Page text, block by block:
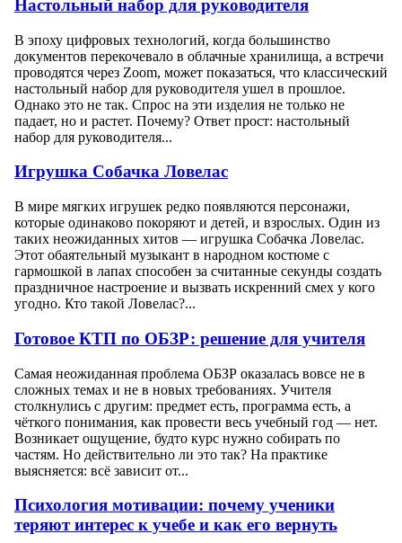
Настольный набор для руководителя
В эпоху цифровых технологий, когда большинство
документов перекочевало в облачные хранилища, а встречи
проводятся через Zoom, может показаться, что классический
настольный набор для руководителя ушел в прошлое.
Однако это не так. Спрос на эти изделия не только не
падает, но и растет. Почему? Ответ прост: настольный
набор для руководителя...
Игрушка Собачка Ловелас
В мире мягких игрушек редко появляются персонажи,
которые одинаково покоряют и детей, и взрослых. Один из
таких неожиданных хитов — игрушка Собачка Ловелас.
Этот обаятельный музыкант в народном костюме с
гармошкой в лапах способен за считанные секунды создать
праздничное настроение и вызвать искренний смех у кого
угодно. Кто такой Ловелас?...
Готовое КТП по ОБЗР: решение для учителя
Самая неожиданная проблема ОБЗР оказалась вовсе не в
сложных темах и не в новых требованиях. Учителя
столкнулись с другим: предмет есть, программа есть, а
чёткого понимания, как провести весь учебный год — нет.
Возникает ощущение, будто курс нужно собирать по
частям. Но действительно ли это так? На практике
выясняется: всё зависит от...
Психология мотивации: почему ученики
теряют интерес к учебе и как его вернуть